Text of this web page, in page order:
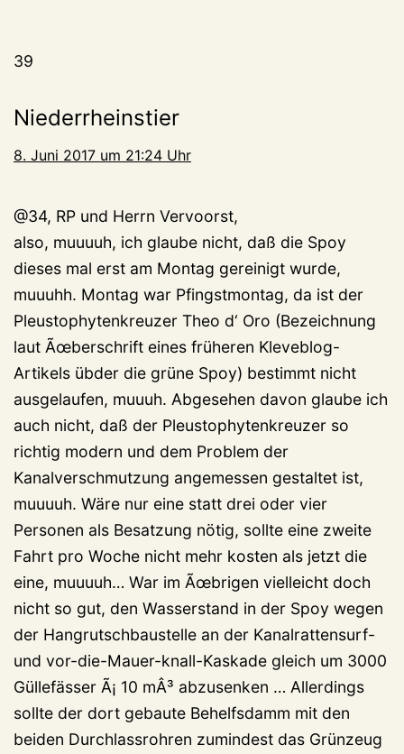
39
Niederrheinstier
8. Juni 2017 um 21:24 Uhr
@34, RP und Herrn Vervoorst,
also, muuuuh, ich glaube nicht, daß die Spoy
dieses mal erst am Montag gereinigt wurde,
muuuhh. Montag war Pfingstmontag, da ist der
Pleustophytenkreuzer Theo d‘ Oro (Bezeichnung
laut Ãœberschrift eines früheren Kleveblog-
Artikels übder die grüne Spoy) bestimmt nicht
ausgelaufen, muuuh. Abgesehen davon glaube ich
auch nicht, daß der Pleustophytenkreuzer so
richtig modern und dem Problem der
Kanalverschmutzung angemessen gestaltet ist,
muuuuh. Wäre nur eine statt drei oder vier
Personen als Besatzung nötig, sollte eine zweite
Fahrt pro Woche nicht mehr kosten als jetzt die
eine, muuuuh… War im Ãœbrigen vielleicht doch
nicht so gut, den Wasserstand in der Spoy wegen
der Hangrutschbaustelle an der Kanalrattensurf-
und vor-die-Mauer-knall-Kaskade gleich um 3000
Güllefässer Ã¡ 10 mÂ³ abzusenken … Allerdings
sollte der dort gebaute Behelfsdamm mit den
beiden Durchlassrohren zumindest das Grünzeug